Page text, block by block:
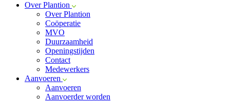
Over Plantion
Over Plantion
Coöperatie
MVO
Duurzaamheid
Openingstijden
Contact
Medewerkers
Aanvoeren
Aanvoeren
Aanvoerder worden